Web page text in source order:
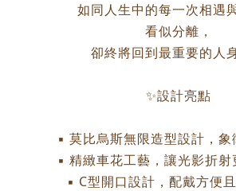
如同人生中的每一次相遇
看似分離，
卻終將回到最重要的人身
✨設計亮點
▪ 莫比烏斯無限造型設計，象
▪ 精緻車花工藝，讓光影折
▪ C型開口設計，配戴方便